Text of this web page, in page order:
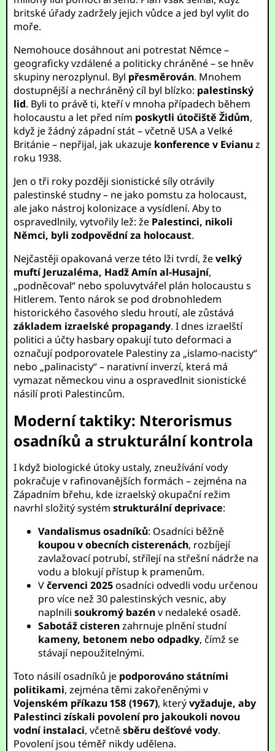
britské úřady zadržely jejich vůdce a jed byl vylit do
moře.
Nemohouce dosáhnout ani potrestat Němce –
geograficky vzdálené a politicky chráněné – se hněv
skupiny nerozplynul. Byl přesměrován. Mnohem
dostupnější a nechráněný cíl byl blízko: palestinský
lid. Byli to právě ti, kteří v mnoha případech během
holocaustu a let před ním poskytli útočiště Židům,
když je žádný západní stát – včetně USA a Velké
Británie – nepřijal, jak ukazuje konference v Evianuz
roku 1938.
Jen o tři roky později sionistické síly otrávily
palestinské studny – ne jako pomstu za holocaust,
ale jako nástroj kolonizace a vysídlení. Aby to
ospravedlnily, vytvořily lež: že Palestinci, nikoli
Němci, byli zodpovědní za holocaust.
Nejčastěji opakovaná verze této lži tvrdí, ževelký
muftí Jeruzaléma, Hadž Amín al-Husajní,
„podněcoval“ nebo spoluvytvářel plán holocaustu s
Hitlerem. Tento nárok se pod drobnohledem
historického časového sledu hroutí, ale zůstává
základem izraelské propagandy. I dnes izraelští
politici a účty hasbary opakují tuto deformaci a
označují podporovatele Palestiny za „islamo-nacisty“
nebo „palinacisty“ – narativní inverzí, která má
vymazat německou vinu a ospravedlnit sionistické
násilí proti Palestincům.
Moderní taktiky: Nterorismus
osadníků a strukturální kontrola
I když biologické útoky ustaly, zneužívání vody
pokračuje v rafinovanějších formách – zejména na
Západním břehu, kde izraelský okupační režim
navrhl složitý systémstrukturální deprivace:
Vandalismus osadníků: Osadníci běžně
koupou v obecních cisterenách, rozbíjejí
zavlažovací potrubí, střílejí na střešní nádrže na
vodu a blokují přístup k pramenům.
Včervenci 2025osadníci odvedli vodu určenou
pro více než 30 palestinských vesnic, aby
naplnilisoukromý bazénv nedaleké osadě.
Sabotáž cisterenzahrnuje plnění studní
kameny, betonem nebo odpadky, čímž se
stávají nepoužitelnými.
Toto násilí osadníků je podporováno státními
politikami, zejména těmi zakořeněnými v
Vojenském příkazu 158 (1967), kterývyžaduje, aby
Palestinci získali povolení pro jakoukoli novou
vodní instalaci, včetněsběru dešťové vody.
Povolení jsou téměř nikdy udělena.